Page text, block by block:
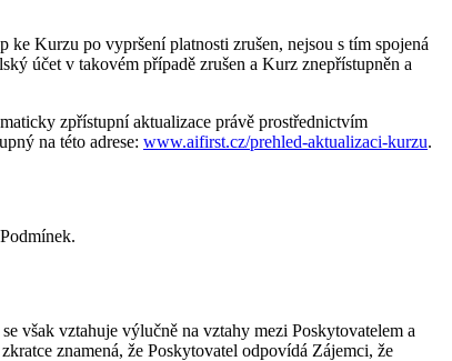
Kurzu po vypršení platnosti zrušen, nejsou s tím spojená
účet v takovém případě zrušen a Kurz znepřístupněn a
zpřístupní aktualizace právě prostřednictvím
na této adrese: www.aifirst.cz/prehled-aktualizaci-kurzu.
však vztahuje výlučně na vztahy mezi Poskytovatelem a
znamená, že Poskytovatel odpovídá Zájemci, že